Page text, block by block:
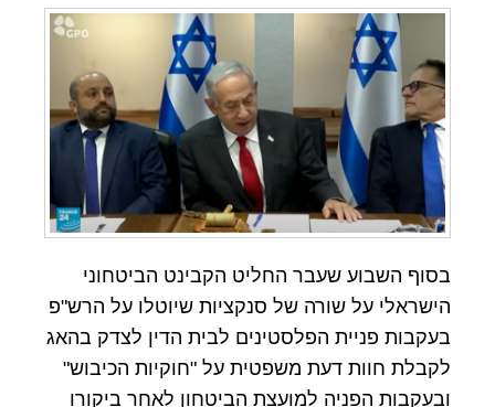
בסוף השבוע שעבר החליט הקבינט הביטחוני
הישראלי על שורה של סנקציות שיוטלו על הרש"פ
בעקבות פניית הפלסטינים לבית הדין לצדק בהאג
לקבלת חוות דעת משפטית על "חוקיות הכיבוש"
ובעקבות הפניה למועצת הביטחון לאחר ביקורו